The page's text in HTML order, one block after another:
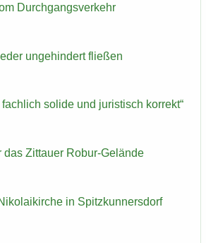
Durch­gangs­ver­kehr
un­ge­hin­dert flie­ßen
so­li­de und ju­ris­tisch kor­rekt“
das Zit­tau­er Robur-​Gelände
in Spitz­kun­ners­dorf